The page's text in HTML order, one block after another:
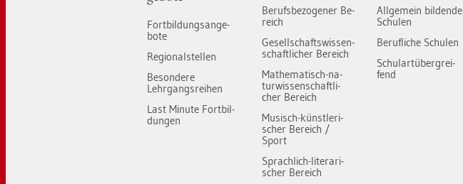
Fort­bil­dungs­an­ge­
bo­te
Re­gio­nal­stel­len
Be­son­de­re
Lehr­gangs­rei­hen
Last Mi­nu­te Fort­bil­
dun­gen
Be­rufs­be­zo­ge­ner Be­
reich
Ge­sell­schafts­wis­sen­
schaft­li­cher Be­reich
Ma­the­ma­tisch-na­
tur­wis­sen­schaft­li­
cher Be­reich
Mu­sisch-künst­le­ri­
scher Be­reich /
Sport
Sprach­lich-li­te­ra­ri­
scher Be­reich
All­ge­mein bil­den­de
Schu­len
Be­ruf­li­che Schu­len
Schul­art­über­grei­
fend